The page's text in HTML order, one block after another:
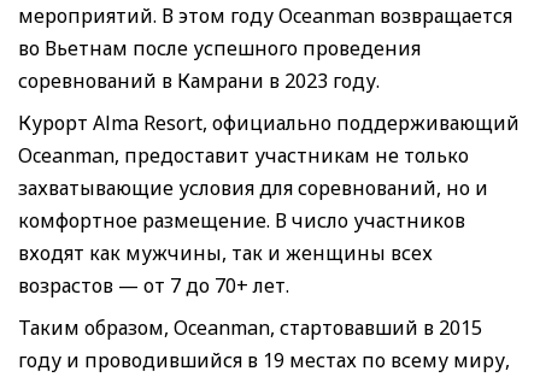
мероприятий. В этом году Oceanman возвращается
во Вьетнам после успешного проведения
соревнований в Камрани в 2023 году.
Курорт Alma Resort, официально поддерживающий
Oceanman, предоставит участникам не только
захватывающие условия для соревнований, но и
комфортное размещение. В число участников
входят как мужчины, так и женщины всех
возрастов — от 7 до 70+ лет.
Таким образом, Oceanman, стартовавший в 2015
году и проводившийся в 19 местах по всему миру,